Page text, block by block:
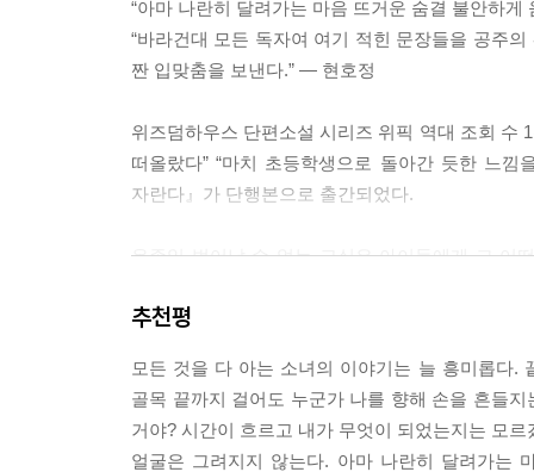
다. 더러운, 냄새나는, 다 젖은······. 그런 표현
--- p.27~28
건 호강을 하고 싶다는 뜻이다. 고통받을 체력이
그러면 나는 굵은 빗으로 그들의 머리를 윤기가
--- p.42~43
“아마 나란히 달려가는 마음 뜨거운 숨결 불안하
“바라건대 모든 독자여 여기 적힌 문장들을 공주
짠 입맞춤을 보낸다.” ― 현호정
위즈덤하우스 단편소설 시리즈 위픽 역대 조회 수
떠올랐다” “마치 초등학생으로 돌아간 듯한 느
자란다』가 단행본으로 출간되었다.
온종일 벗어날 수 없는 교실은 아이들에게 그 어
잡을지 첨예하게 탐색하고, 남자와 여자로 나뉘어
여자애도 남자애도 될 수 없는 아이, 욕망의 대상
놀리거나 울리려 들지 않고, 여자애들은 ‘나’와
가져왔을 때, 그리고 아이들에게 고민이 생겼을 때
추천평
모든 것을 다 아는 소녀의 이야기는 늘 흥미롭다.
골목 끝까지 걸어도 누군가 나를 향해 손을 흔들
거야? 시간이 흐르고 내가 무엇이 되었는지는 모
얼굴은 그려지지 않는다. 아마 나란히 달려가는